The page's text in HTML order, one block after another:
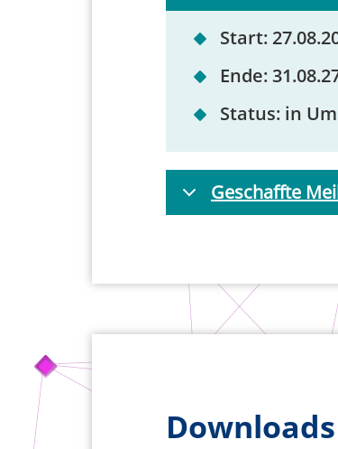
Start:
Ende:
Status: in
Geschaffte
Downloads